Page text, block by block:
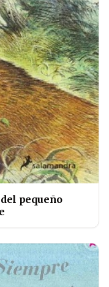
pequeño